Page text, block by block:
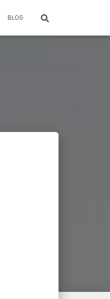
BLOG